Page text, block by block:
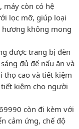
máy còn có hệ
lọc mỡ, giúp loại
hương không mong
được trang bị đèn
đủ để nấu ăn và
thọ cao và tiết kiệm
kiệm cho người
còn đi kèm với
cảm ứng, chế độ